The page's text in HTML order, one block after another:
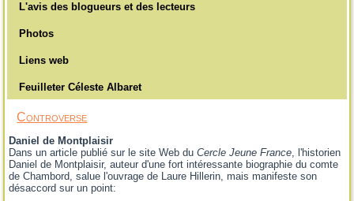
L'avis des blogueurs et des lecteurs
Photos
Liens web
Feuilleter Céleste Albaret
Controverse
Daniel de Montplaisir
Dans un article publié sur le site Web du Cercle Jeune France, l'historien
Daniel de Montplaisir, auteur d'une fort intéressante biographie du comte
de Chambord, salue l'ouvrage de Laure Hillerin, mais manifeste son
désaccord sur un point: